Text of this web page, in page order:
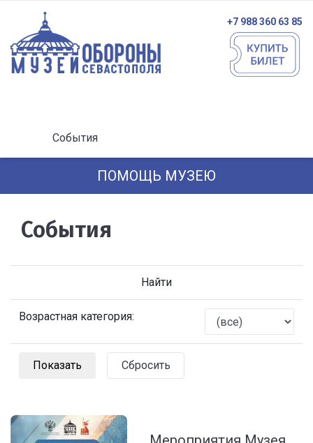
+7 988 360 63 85
События
ПОМОЩЬ МУЗЕЮ
События
Найти
Возрастная категория:
Сбросить